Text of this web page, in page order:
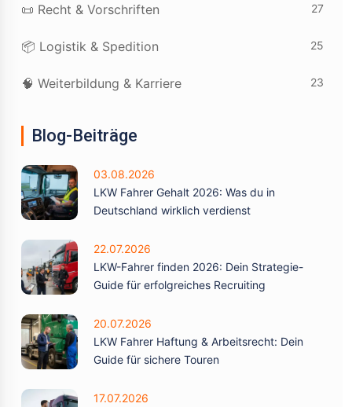
📜 Recht & Vorschriften 27
📦 Logistik & Spedition 25
🧠 Weiterbildung & Karriere 23
Blog-Beiträge
03.08.2026
LKW Fahrer Gehalt 2026: Was du in
Deutschland wirklich verdienst
22.07.2026
LKW-Fahrer finden 2026: Dein Strategie-
Guide für erfolgreiches Recruiting
20.07.2026
LKW Fahrer Haftung & Arbeitsrecht: Dein
Guide für sichere Touren
17.07.2026